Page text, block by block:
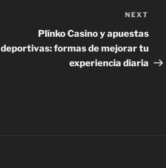
Post
NEXT
Plínko Casino y apuestas
deportivas: formas de mejorar tu
experiencia diaria